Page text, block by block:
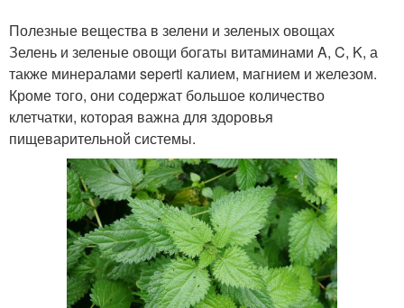
Полезные вещества в зелени и зеленых овощах
Зелень и зеленые овощи богаты витаминами A, C, K, а
также минералами seperti калием, магнием и железом.
Кроме того, они содержат большое количество
клетчатки, которая важна для здоровья
пищеварительной системы.